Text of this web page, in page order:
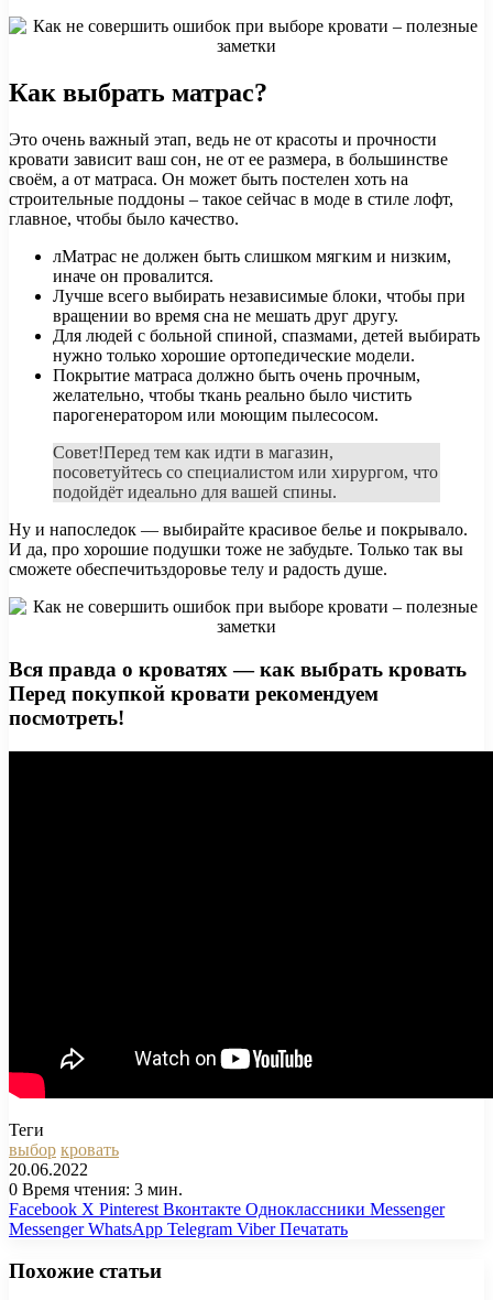
Как выбрать матрас?
Это очень важный этап, ведь не от красоты и прочности
кровати зависит ваш сон, не от ее размера, в большинстве
своём, а от матраса. Он может быть постелен хоть на
строительные поддоны – такое сейчас в моде в стиле лофт,
главное, чтобы было качество.
лМатрас не должен быть слишком мягким и низким,
иначе он провалится.
Лучше всего выбирать независимые блоки, чтобы при
вращении во время сна не мешать друг другу.
Для людей с больной спиной, спазмами, детей выбирать
нужно только хорошие ортопедические модели.
Покрытие матраса должно быть очень прочным,
желательно, чтобы ткань реально было чистить
парогенератором или моющим пылесосом.
Совет!Перед тем как идти в магазин,
посоветуйтесь со специалистом или хирургом, что
подойдёт идеально для вашей спины.
Ну и напоследок — выбирайте красивое белье и покрывало.
И да, про хорошие подушки тоже не забудьте. Только так вы
сможете обеспечитьздоровье телу и радость душе.
Вся правда о кроватях — как выбрать кровать
Перед покупкой кровати рекомендуем
посмотреть!
Теги
выбор кровать
20.06.2022
0 Время чтения: 3 мин.
Facebook X Pinterest Вконтакте Одноклассники Messenger
Messenger WhatsApp Telegram Viber Печатать
Похожие статьи